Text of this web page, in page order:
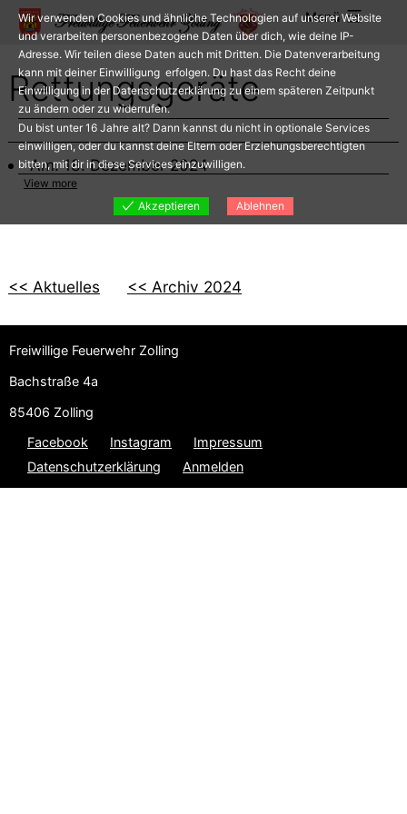
Zum
Inhalt
springen
Menü
Rettungsgeräte
Am: 18. Dezember 2024
<< Aktuelles << Archiv 2024
Freiwillige Feuerwehr Zolling
Bachstraße 4a
85406 Zolling
Facebook
Instagram
Impressum
Datenschutzerklärung
Anmelden
Wir verwenden Cookies und ähnliche Technologien auf unserer Website
und verarbeiten personenbezogene Daten über dich, wie deine IP-
Adresse. Wir teilen diese Daten auch mit Dritten. Die Datenverarbeitung
kann mit deiner Einwilligung erfolgen. Du hast das Recht deine
Einwilligung in der Datenschutzerklärung zu einem späteren Zeitpunkt
zu ändern oder zu widerrufen.
Du bist unter 16 Jahre alt? Dann kannst du nicht in optionale Services
einwilligen, oder du kannst deine Eltern oder Erziehungsberechtigten
bitten, mit dir in diese Services einzuwilligen.
View more
Akzeptieren
Ablehnen